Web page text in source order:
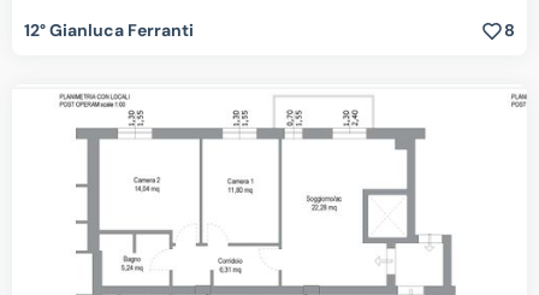
12° Gianluca Ferranti 8